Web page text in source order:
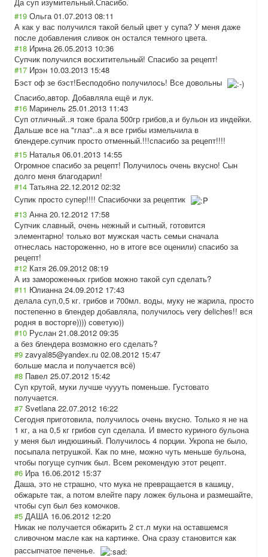
#19 Ольга 01.07.2013 08:11
А как у вас получился такой белый цвет у супа? У меня даже
после добавления сливок он остался темного цвета.
#18 Ирина 26.05.2013 10:36
Супчик получился восхитительный! Спасибо за рецепт!
#17 Ирэн 10.03.2013 15:48
Бэст оф зе бэст!Бесподобно получилось! Все довольны
Спасибо,автор. Добавляла ещё и лук.
#16 Маринель 25.01.2013 11:43
Суп отличный..я тоже брала 500гр грибов,а и бульон из индейки.
Дальше все на "глаз"..а я все грибы измельчила в
блендере.супчик просто отменный.!!!спасибо за рецепт!!!!
#15 Наталья 06.01.2013 14:55
Огромное спасибо за рецепт! Получилось очень вкусно! Сын
долго меня благодарил!
#14 Татьяна 22.12.2012 02:32
Супик просто супер!!!! Спасибочки за рецептик
#13 Анна 20.12.2012 17:58
Супчик славный, очень нежный и сытный, готовится
элементарно! только вот мужская часть семьи сначала
отнеслась настороженно, но в итоге все оценили) спасибо за
рецепт!
#12 Катя 26.09.2012 08:19
А из замороженных грибов можно такой суп сделать?
#11 Юлианна 24.09.2012 17:43
делала суп,0,5 кг. грибов и 700мл. воды, муку не жарила, просто
постепенно в блендер добавляла, получилось very deliches!! вся
родня в восторге)))) советую))
#10 Руслан 21.08.2012 09:35
а без блендера возможно его сделать?
#9 zavyal85@yandex.ru 02.08.2012 15:47
больше масла и получается всё)
#8 Павел 25.07.2012 15:42
Суп крутой, муки лучше чуууть поменьше. Густовато
получается.
#7 Svetlana 22.07.2012 16:22
Сегодня приготовила, получилось очень вкусно. Только я не на
1 кг, а на 0,5 кг грибов суп сделала. И вместо куриного бульона
у меня был индюшиный. Получилось 4 порции. Укропа не было,
посыпала петрушкой. Как по мне, можно чуть меньше бульона,
чтобы погуще супчик был. Всем рекомендую этот рецепт.
#6 Ира 16.06.2012 15:37
Даша, это не страшно, что мука не превращается в кашицу,
обжарьте так, а потом влейте пару ложек бульона и размешайте,
чтобы суп был без комочков.
#5 ДАША 16.06.2012 12:20
Никак не получается обжарить 2 ст.л муки на оставшемся
сливочном масле как на картинке. Она сразу становится как
рассыпчатое печенье.